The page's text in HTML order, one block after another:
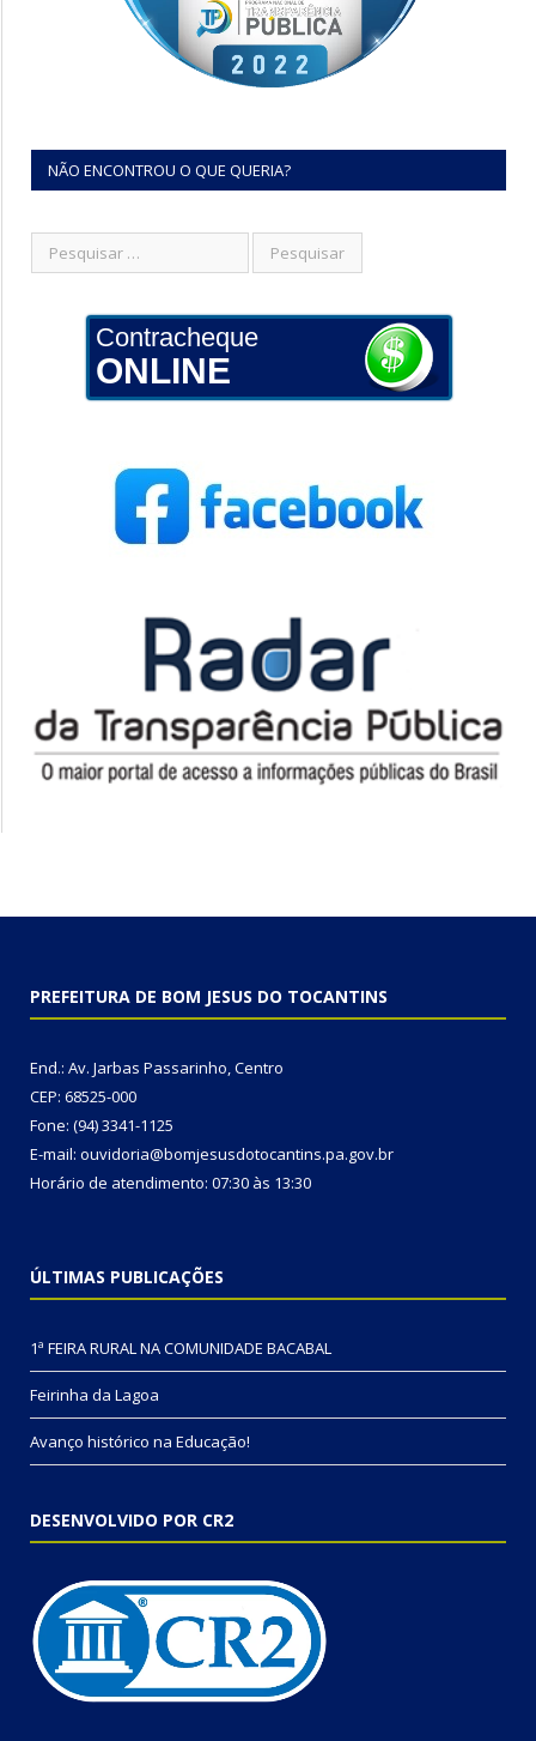
NÃO ENCONTROU O QUE QUERIA?
Contracheque
ONLINE
PREFEITURA DE BOM JESUS DO TOCANTINS
End.: Av. Jarbas Passarinho, Centro
CEP: 68525-000
Fone: (94) 3341-1125
E-mail: ouvidoria@bomjesusdotocantins.pa.gov.br
Horário de atendimento: 07:30 às 13:30
ÚLTIMAS PUBLICAÇÕES
1ª FEIRA RURAL NA COMUNIDADE BACABAL
Feirinha da Lagoa
Avanço histórico na Educação!
DESENVOLVIDO POR CR2